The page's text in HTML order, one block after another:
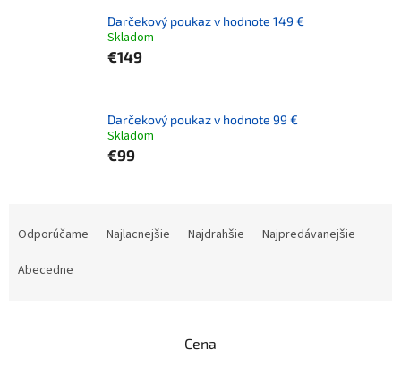
Darčekový poukaz v hodnote 149 €
Skladom
€149
Darčekový poukaz v hodnote 99 €
Skladom
€99
Odporúčame Najlacnejšie Najdrahšie
Najpredávanejšie
Abecedne
Cena